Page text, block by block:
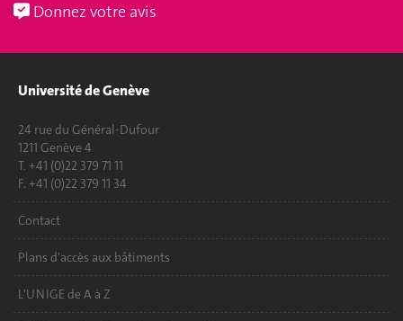
Donnez votre avis
Université de Genève
24 rue du Général-Dufour
1211 Genève 4
T. +41 (0)22 379 71 11
F. +41 (0)22 379 11 34
Contact
Plans d'accès aux bâtiments
L'UNIGE de A à Z